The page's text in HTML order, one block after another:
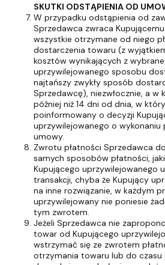
SKUTKI ODSTĄPIENIA OD
W przypadku odstąpienia od
Sprzedawca zwraca
wszystkie otrzymane od niego
dostarczenia towaru (z
kosztów wynikających z
uprzywilejowanego sposobu
najtańszy zwykły sposób
Sprzedawcę), niezwłocznie, a w
później niż 14 dni od dnia, w
poinformowany o decyzji
uprzywilejowanego o
umowy.
Zwrotu płatności Sprzedawca
samych sposobów płatności,
Kupującego uprzywilejowanego
transakcji, chyba że Kupujący
na inne rozwiązanie, w każdym
uprzywilejowany nie poniesie
tym zwrotem.
Jeżeli Sprzedawca nie
towar od Kupującego
wstrzymać się ze zwrotem
otrzymania towaru lub do czasu